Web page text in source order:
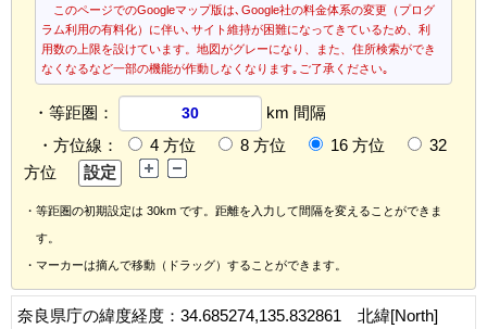
このページでのGoogleマップ版は､Google社の料金体系の変更（プログ
ラム利用の有料化）に伴い､サイト維持が困難になってきているため、利
用数の上限を設けています。地図がグレーになり、また、住所検索ができ
なくなるなど一部の機能が作動しなくなります｡ご了承ください｡
・等距圏：
km 間隔
・方位線：
4 方位 8 方位 16 方位
32
方位
・等距圏の初期設定は 30km です。距離を入力して間隔を変えることができま
す。
・マーカーは摘んで移動（ドラッグ）することができます。
奈良県庁の緯度経度：34.685274,135.832861 北緯[North]